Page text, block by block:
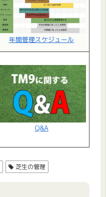
年間管理スケジュール
Q&A
芝生の管理